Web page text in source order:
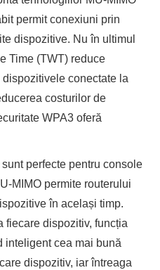
permit conexiuni prin
dispozitive. Nu în ultimul
Time (TWT) reduce
conectate la
costurilor de
WPA3 oferă
perfecte pentru console
MIMO permite routerului
în același timp.
fiecare dispozitiv, funcția
inteligent cea mai bună
dispozitiv, iar întreaga